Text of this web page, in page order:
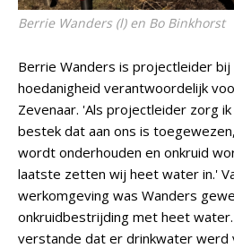
Berrie Wanders (l) en Bo Binkhorst
Berrie Wanders is projectleider bij
hoedanigheid verantwoordelijk
Zevenaar. 'Als projectleider zorg
bestek dat aan ons is
wordt onderhouden en onkruid
laatste zetten wij heet water in.'
werkomgeving was Wanders
onkruidbestrijding met heet
verstande dat er drinkwater werd